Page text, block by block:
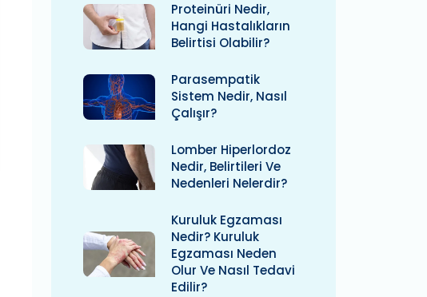
Proteinüri Nedir,
Hangi Hastalıkların
Belirtisi Olabilir?
Parasempatik
Sistem Nedir, Nasıl
Çalışır?
Lomber Hiperlordoz
Nedir, Belirtileri Ve
Nedenleri Nelerdir?
Kuruluk Egzaması
Nedir? Kuruluk
Egzaması Neden
Olur Ve Nasıl Tedavi
Edilir?